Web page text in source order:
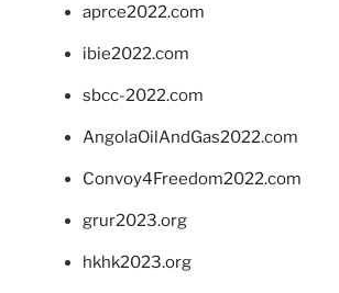
aprce2022.com
ibie2022.com
sbcc-2022.com
AngolaOilAndGas2022.com
Convoy4Freedom2022.com
grur2023.org
hkhk2023.org